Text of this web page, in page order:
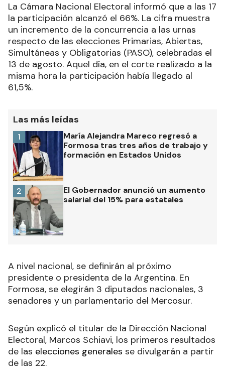
La Cámara Nacional Electoral informó que a las 17
la participación alcanzó el 66%. La cifra muestra
un incremento de la concurrencia a las urnas
respecto de las elecciones Primarias, Abiertas,
Simultáneas y Obligatorias (PASO), celebradas el
13 de agosto. Aquel día, en el corte realizado a la
misma hora la participación había llegado al
61,5%.
Las más leídas
María Alejandra Mareco regresó a
Formosa tras tres años de trabajo y
formación en Estados Unidos
1
El Gobernador anunció un aumento
salarial del 15% para estatales
2
A nivel nacional, se definirán al próximo
presidente o presidenta de la Argentina. En
Formosa, se elegirán 3 diputados nacionales, 3
senadores y un parlamentario del Mercosur.
Según explicó el titular de la Dirección Nacional
Electoral, Marcos Schiavi, los primeros resultados
de las elecciones generales se divulgarán a partir
de las 22.